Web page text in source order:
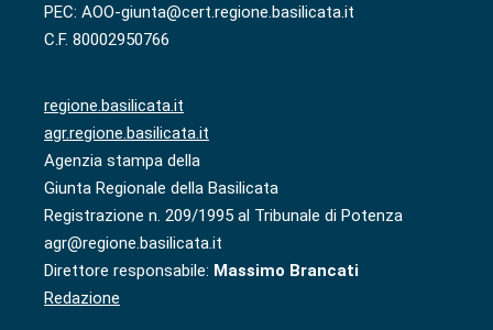
PEC: AOO-giunta@cert.regione.basilicata.it
C.F. 80002950766
regione.basilicata.it
agr.regione.basilicata.it
Agenzia stampa della
Giunta Regionale della Basilicata
Registrazione n. 209/1995 al Tribunale di Potenza
agr@regione.basilicata.it
Direttore responsabile: Massimo Brancati
Redazione